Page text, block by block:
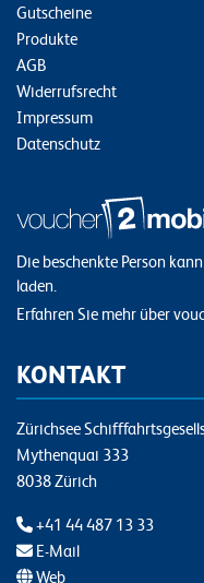
Gutscheine
Produkte
AGB
Widerrufsrecht
Impressum
Datenschutz
Die beschenkte Person
laden.
Erfahren Sie mehr über
KONTAKT
Zürichsee
Mythenquai 333
8038 Zürich
+41 44 487 13 33
E-Mail
Web